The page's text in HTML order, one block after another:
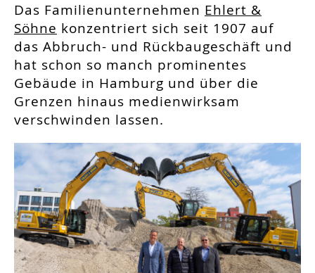
Das Familienunternehmen Ehlert &
Söhne konzentriert sich seit 1907 auf
das Abbruch- und Rückbaugeschäft und
hat schon so manch prominentes
Gebäude in Hamburg und über die
Grenzen hinaus medienwirksam
verschwinden lassen.